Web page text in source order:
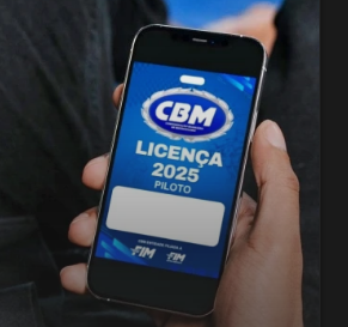
Imprensa